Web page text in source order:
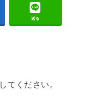
送る
してください。